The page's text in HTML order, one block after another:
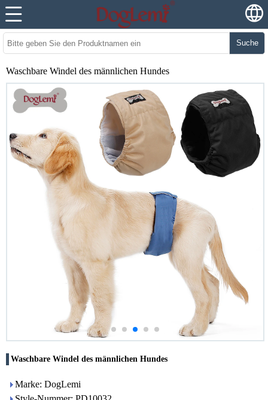
Suche
Waschbare Windel des männlichen Hundes
Waschbare Windel des männlichen Hundes
Marke: DogLemi